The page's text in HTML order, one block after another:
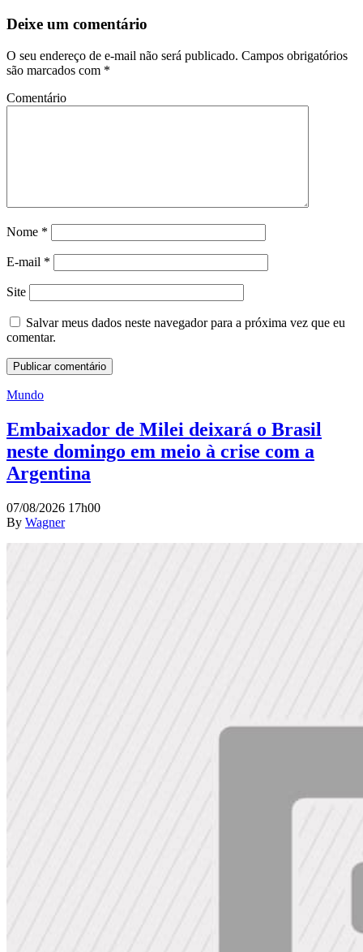
Deixe um comentário
O seu endereço de e-mail não será publicado. Campos obrigatórios
são marcados com *
Comentário
Nome *
E-mail *
Site
Salvar meus dados neste navegador para a próxima vez que eu
comentar.
Mundo
Embaixador de Milei deixará o Brasil
neste domingo em meio à crise com a
Argentina
07/08/2026 17h00
By Wagner